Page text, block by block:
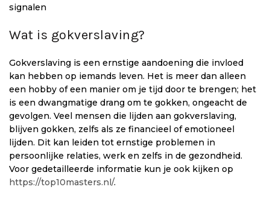
signalen
Wat is gokverslaving?
Gokverslaving is een ernstige aandoening die invloed
kan hebben op iemands leven. Het is meer dan alleen
een hobby of een manier om je tijd door te brengen; het
is een dwangmatige drang om te gokken, ongeacht de
gevolgen. Veel mensen die lijden aan gokverslaving,
blijven gokken, zelfs als ze financieel of emotioneel
lijden. Dit kan leiden tot ernstige problemen in
persoonlijke relaties, werk en zelfs in de gezondheid.
Voor gedetailleerde informatie kun je ook kijken op
https://top10masters.nl/.